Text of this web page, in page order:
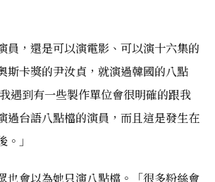
員，還是可以演電影、可以演十六集的
斯卡獎的尹汝貞，就演過韓國的八點
遇到有一些製作單位會很明確的跟我
過台語八點檔的演員，而且這是發生在
」
也會以為她只演八點檔。「很多粉絲會